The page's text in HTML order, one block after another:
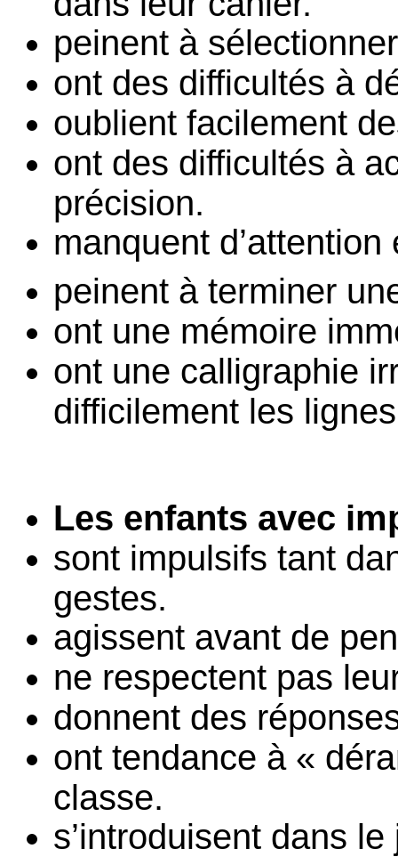
peinent à
ont des difficultés à
oublient facilement
ont des difficultés à
précision.
manquent
peinent à terminer
ont une mémoire
ont une calligraphie
difficilement les
Les enfants avec
sont impulsifs tant
gestes.
agissent avant de
ne respectent pas
donnent des
ont tendance à «
classe.
s’introduisent dans